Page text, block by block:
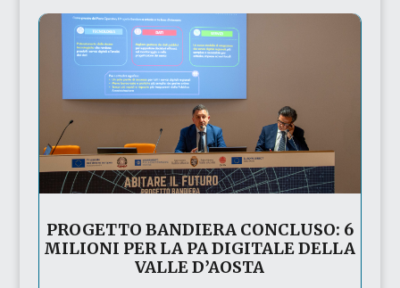
PROGETTO BANDIERA CONCLUSO: 6
MILIONI PER LA PA DIGITALE DELLA
VALLE D’AOSTA